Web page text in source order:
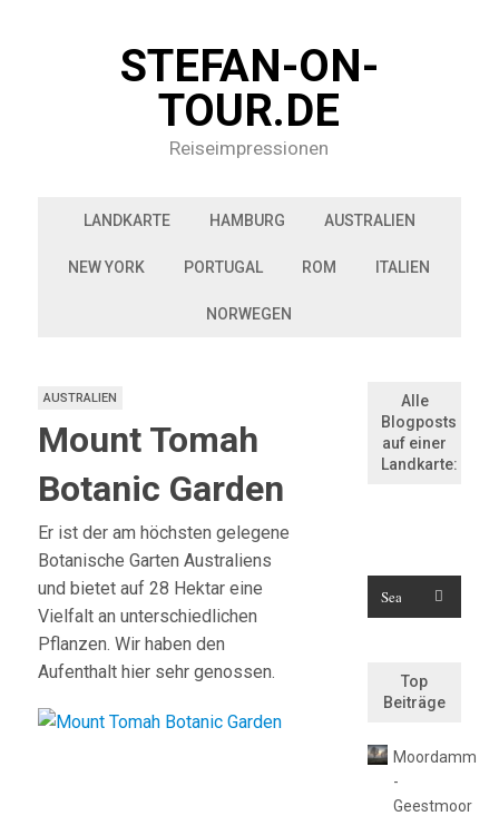
STEFAN-ON-
TOUR.DE
Reiseimpressionen
LANDKARTE HAMBURG AUSTRALIEN
NEW YORK PORTUGAL ROM ITALIEN
NORWEGEN
AUSTRALIEN
Mount Tomah
Botanic Garden
Er ist der am höchsten gelegene
Botanische Garten Australiens
und bietet auf 28 Hektar eine
Vielfalt an unterschiedlichen
Pflanzen. Wir haben den
Aufenthalt hier sehr genossen.
Alle
Blogposts
auf einer
Landkarte:
Top
Beiträge
Moordamm
-
Geestmoor